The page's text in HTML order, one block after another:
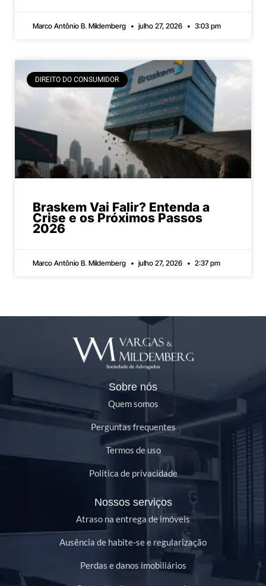
Marco Antônio B. Mildemberg julho 27, 2026 3:03 pm
DIREITO DO CONSUMIDOR
Braskem Vai Falir? Entenda a
Crise e os Próximos Passos
2026
Marco Antônio B. Mildemberg julho 27, 2026 2:37 pm
Sobre nós
Quem somos
Perguntas frequentes
Termos de uso
Política de privacidade
Nossos serviços
Atraso na entrega de imóveis
Ausência de habite-se e regularização
Perdas e danos imobiliários